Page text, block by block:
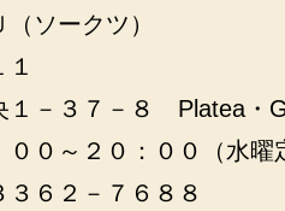
ソークツ）
１－３７－８ Platea・
００～２０：００（水曜
３６２－７６８８